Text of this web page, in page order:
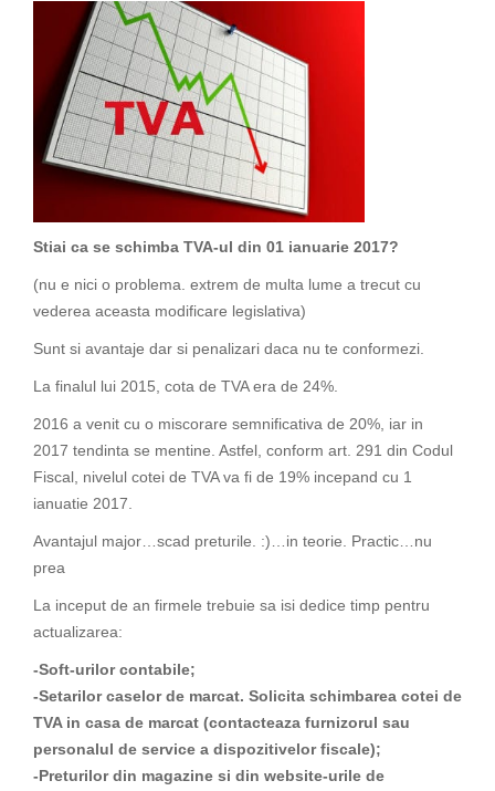
Stiai ca se schimba TVA-ul din 01 ianuarie 2017?
(nu e nici o problema. extrem de multa lume a trecut cu
vederea aceasta modificare legislativa)
Sunt si avantaje dar si penalizari daca nu te conformezi.
La finalul lui 2015, cota de TVA era de 24%.
2016 a venit cu o miscorare semnificativa de 20%, iar in
2017 tendinta se mentine. Astfel, conform art. 291 din Codul
Fiscal, nivelul cotei de TVA va fi de 19% incepand cu 1
ianuatie 2017.
Avantajul major…scad preturile. :)…in teorie. Practic…nu
prea
La inceput de an firmele trebuie sa isi dedice timp pentru
actualizarea:
-Soft-urilor contabile;
-Setarilor caselor de marcat. Solicita schimbarea cotei de
TVA in casa de marcat (contacteaza furnizorul sau
personalul de service a dispozitivelor fiscale);
-Preturilor din magazine si din website-urile de